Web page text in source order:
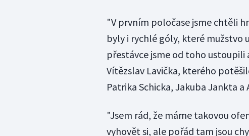
"V prvním poločase jsme chtěli
byly i rychlé góly, které mužstvo
přestávce jsme od toho ustoupili
Vítězslav Lavička, kterého
Patrika Schicka, Jakuba Jankta
"Jsem rád, že máme takovou
vyhovět si, ale pořád tam jsou